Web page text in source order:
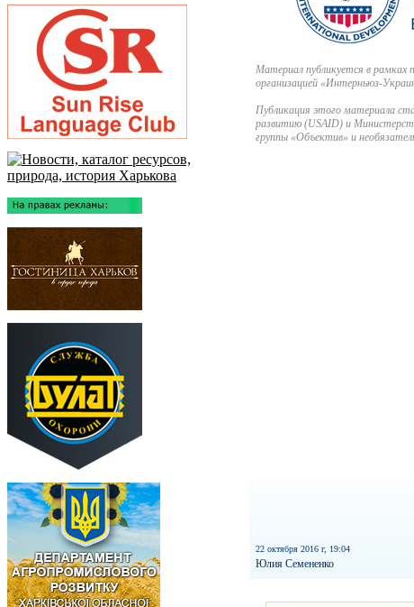
Материал публикуется в рамках
организацией «Интерньюз-
Публикация этого материала
развитию (USAID) и
группы «Объектив» и
22 октября 2016 г, 19:04
Юлия Семененко